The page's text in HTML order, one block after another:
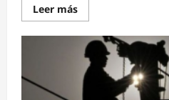
Leer másRead
more
ENEE
defiende
interrupciones
programadas
promete